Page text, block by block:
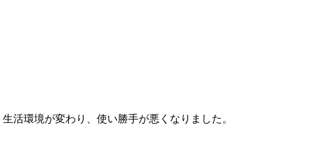
生活環境が変わり、使い勝手が悪くなりました。